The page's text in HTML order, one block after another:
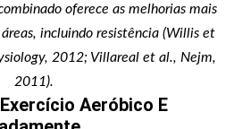
oferece as melhorias mais
incluindo resistência (Willis et
2012; Villareal et al., Nejm,
2011).
Aeróbico E